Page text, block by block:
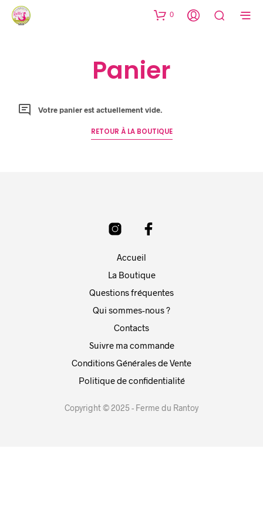
0
Panier
Votre panier est actuellement vide.
RETOUR À LA BOUTIQUE
Accueil
La Boutique
Questions fréquentes
Qui sommes-nous ?
Contacts
Suivre ma commande
Conditions Générales de Vente
Politique de confidentialité
Copyright © 2025 - Ferme du Rantoy